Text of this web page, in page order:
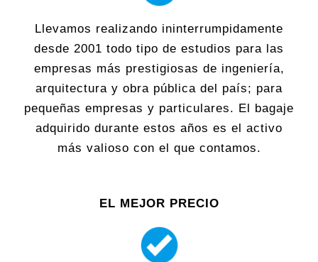
Llevamos realizando ininterrumpidamente
desde 2001 todo tipo de estudios para las
empresas más prestigiosas de ingeniería,
arquitectura y obra pública del país; para
pequeñas empresas y particulares. El bagaje
adquirido durante estos años es el activo
más valioso con el que contamos.
EL MEJOR PRECIO